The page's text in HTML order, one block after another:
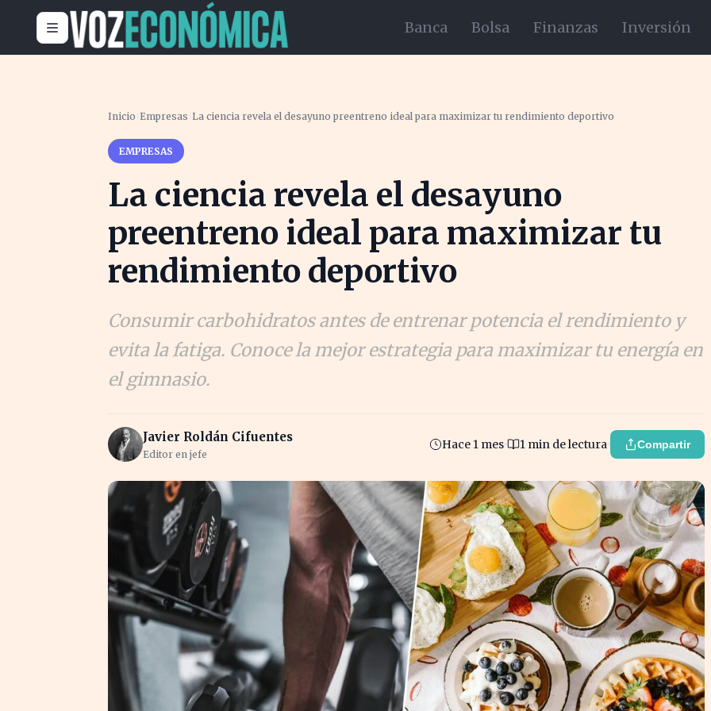
Banca Bolsa Finanzas Inversión
Inicio ›Empresas ›La ciencia revela el desayuno preentreno ideal para maximizar tu rendimiento deportivo
EMPRESAS
La ciencia revela el desayuno
preentreno ideal para maximizar tu
rendimiento deportivo
Consumir carbohidratos antes de entrenar potencia el rendimiento y
evita la fatiga. Conoce la mejor estrategia para maximizar tu energía en
el gimnasio.
Javier Roldán Cifuentes
Editor en jefe
Hace 1 mes 1 min de lectura Compartir